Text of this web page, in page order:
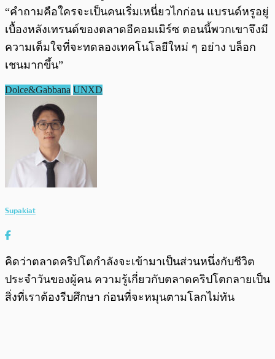
“คำถามคือใครจะเป็นคนเริ่มเหนี่ยวไกก่อน แบรนด์หรูอยู่
เบื้องหลังเทรนด์ของตลาดอีคอมเมิร์ซ ตอนนี้พวกเขาจึงมี
ความเต็มใจที่จะทดลองเทคโนโลยีใหม่ ๆ อย่าง บล็อก
เชนมากขึ้น”
Dolce&Gabbana UNXD
Supakiat
คิดว่าตลาดคริปโตกำลังจะเข้ามาเป็นส่วนหนึ่งกับชีวิต
ประจำวันของผู้คน ความรู้เกี่ยวกับตลาดคริปโตกลายเป็น
สิ่งที่เราต้องรีบศึกษา ก่อนที่จะหมุนตามโลกไม่ทัน